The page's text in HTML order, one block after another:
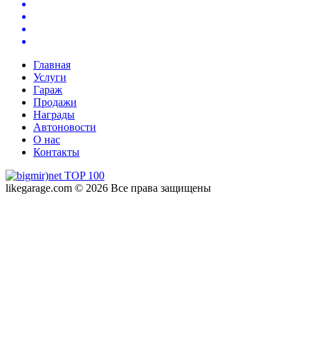
Главная
Услуги
Гараж
Продажи
Награды
Автоновости
О нас
Контакты
likegarage.com © 2026 Все права защищены